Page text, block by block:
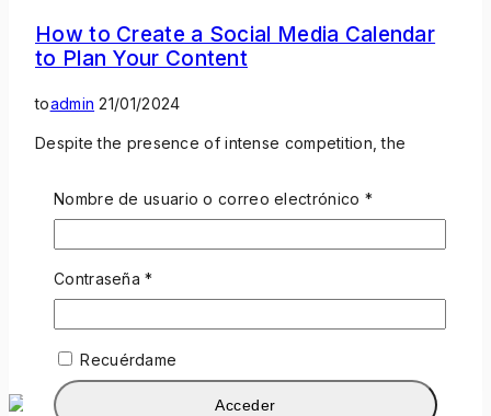
How to Create a Social Media Calendar
to Plan Your Content
toadmin 21/01/2024
Despite the presence of intense competition, the
optimistic about this area, and it will still be more new
investments entering the field in the future. With aim
enterprises that have voice global scale,…
Nombre de usuario o correo electrónico *
Contraseña*
Recuérdame
Acceder